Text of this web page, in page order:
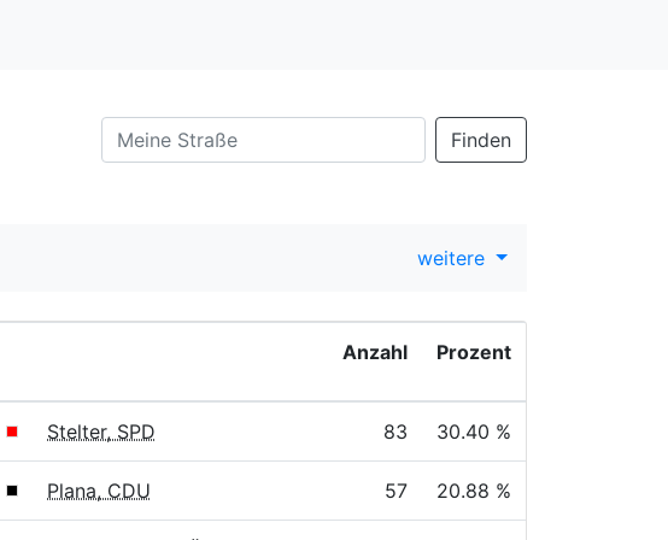
Finden
weitere
Anzahl Prozent
Stelter, SPD 83 30.40 %
Plana, CDU 57 20.88 %